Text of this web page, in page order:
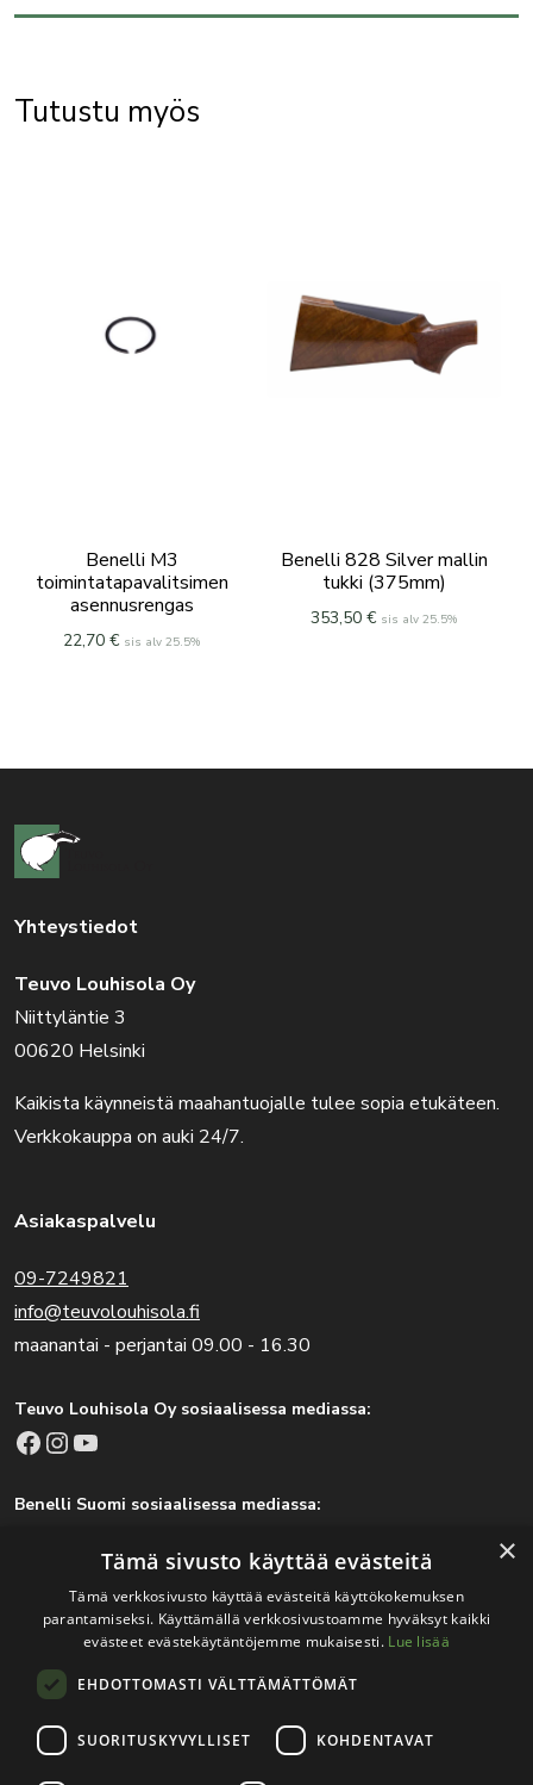
Tutustu myös
Benelli M3
toimintatapavalitsimen
asennusrengas
22,70 € sis alv 25.5%
Benelli 828 Silver mallin
tukki (375mm)
353,50 € sis alv 25.5%
Yhteystiedot
Teuvo Louhisola Oy
Niittyläntie 3
00620 Helsinki
Kaikista käynneistä maahantuojalle tulee sopia etukäteen.
Verkkokauppa on auki 24/7.
Asiakaspalvelu
09-7249821
info@teuvolouhisola.fi
maanantai - perjantai 09.00 - 16.30
Teuvo Louhisola Oy sosiaalisessa mediassa:
Facebook Instagram YouTube
Benelli Suomi sosiaalisessa mediassa:
Tärkeitä linkkejä
Rekisteri- ja tietosuojaseloste
Jälleenmyyjät
Tapahtumat
×
Tämä sivusto käyttää evästeitä
Tämä verkkosivusto käyttää evästeitä käyttökokemuksen
parantamiseksi. Käyttämällä verkkosivustoamme hyväksyt kaikki
evästeet evästekäytäntöjemme mukaisesti. Lue lisää
EHDOTTOMASTI VÄLTTÄMÄTTÖMÄT
SUORITUSKYVYLLISET KOHDENTAVAT